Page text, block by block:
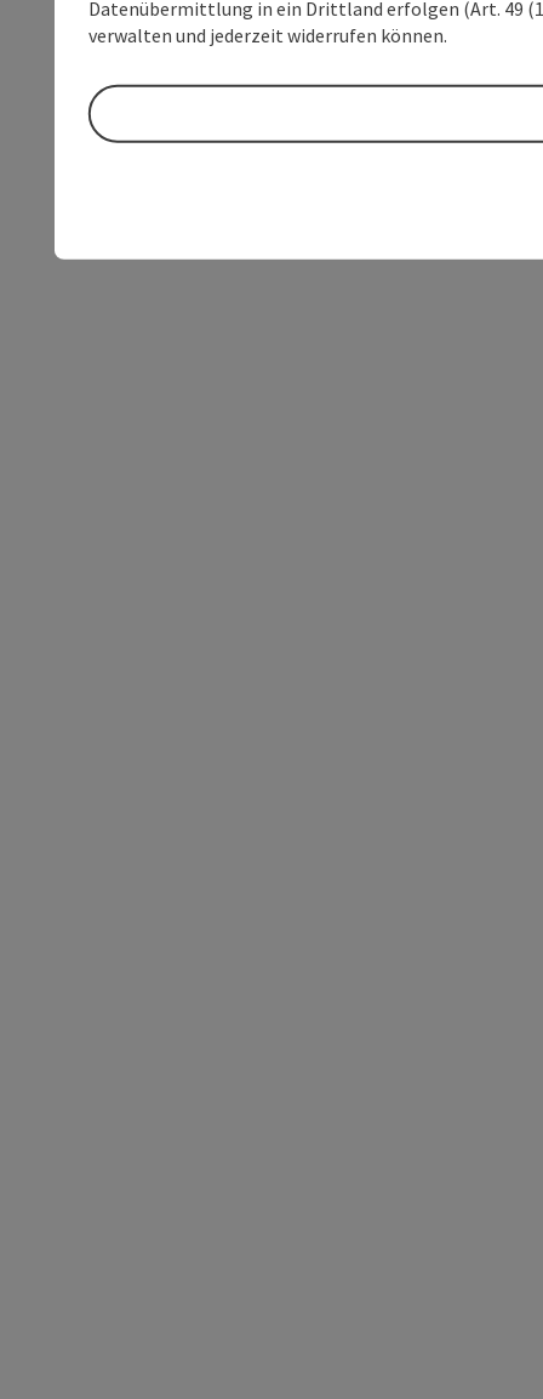
Datenübermittlung in ein Drittland erfolgen (Art. 49
verwalten und jederzeit widerrufen können.